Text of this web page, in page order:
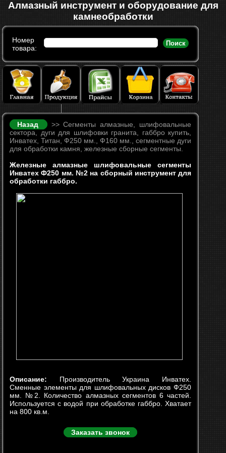
Алмазный инструмент и оборудование для
камнеобработки
Номер
товара:
Поиск
Назад
>> Сегменты алмазные, шлифовальные
сектора, дуги для шлифовки гранита, габбро купить,
Инватех, Титан, Ф250 мм., Ф160 мм., сегментные дуги
для обработки камня, железные сборные сегменты.
Железные алмазные шлифовальные сегменты
Инватех Ф250 мм. №2 на сборный инструмент для
обработки габбро.
Описание: Производитель Украина Инватех.
Сменные элементы для шлифовальных дисков Ф250
мм. №2. Количество алмазных сегментов 6 частей.
Используется с водой при обработке габбро. Хватает
на 800 кв.м.
Заказать звонок